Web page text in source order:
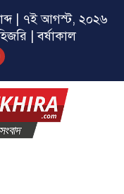
| ৭ই আগস্ট, ২০২৬
| বর্ষাকাল